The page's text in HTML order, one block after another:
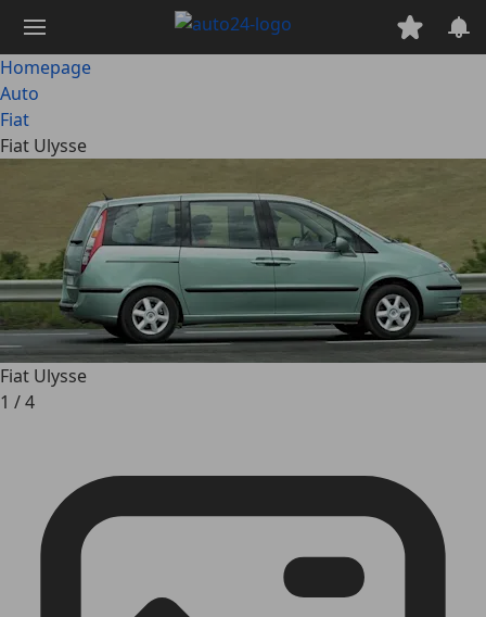
naar
hoofdinhoud
Homepage
Auto
Fiat
Fiat Ulysse
Fiat Ulysse
1 /4